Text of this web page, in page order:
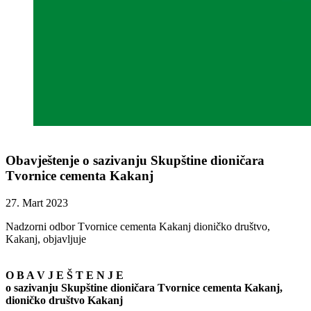
Obavještenje o sazivanju Skupštine dioničara
Tvornice cementa Kakanj
27. Mart 2023
Nadzorni odbor Tvornice cementa Kakanj dioničko društvo,
Kakanj, objavljuje
O B A V J E Š T E N J E
o sazivanju Skupštine dioničara Tvornice cementa Kakanj,
dioničko društvo Kakanj